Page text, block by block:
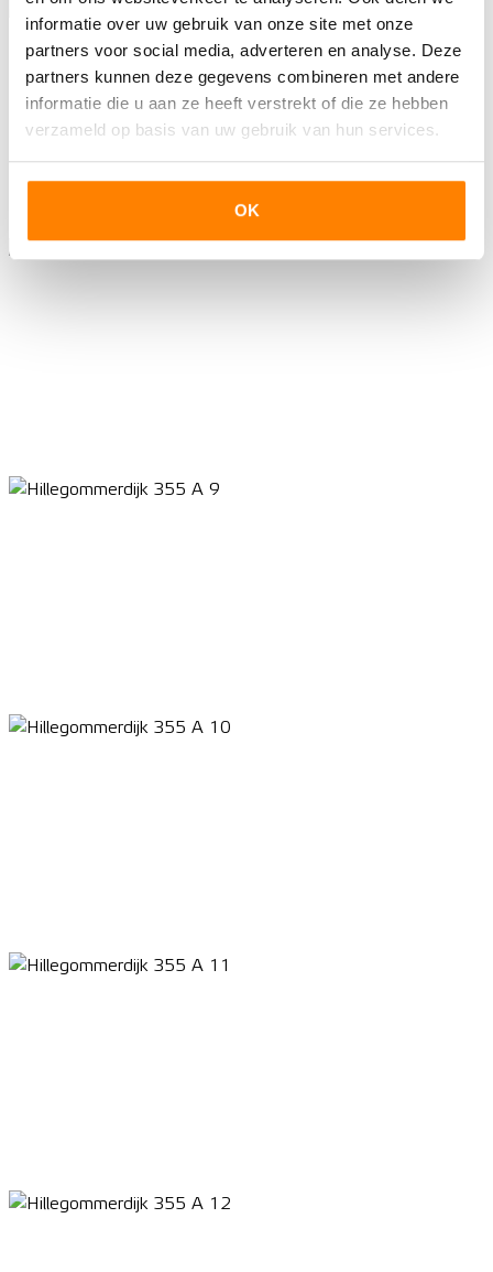
informatie over uw gebruik van onze site met onze
partners voor social media, adverteren en analyse. Deze
partners kunnen deze gegevens combineren met andere
informatie die u aan ze heeft verstrekt of die ze hebben
verzameld op basis van uw gebruik van hun services.
OK